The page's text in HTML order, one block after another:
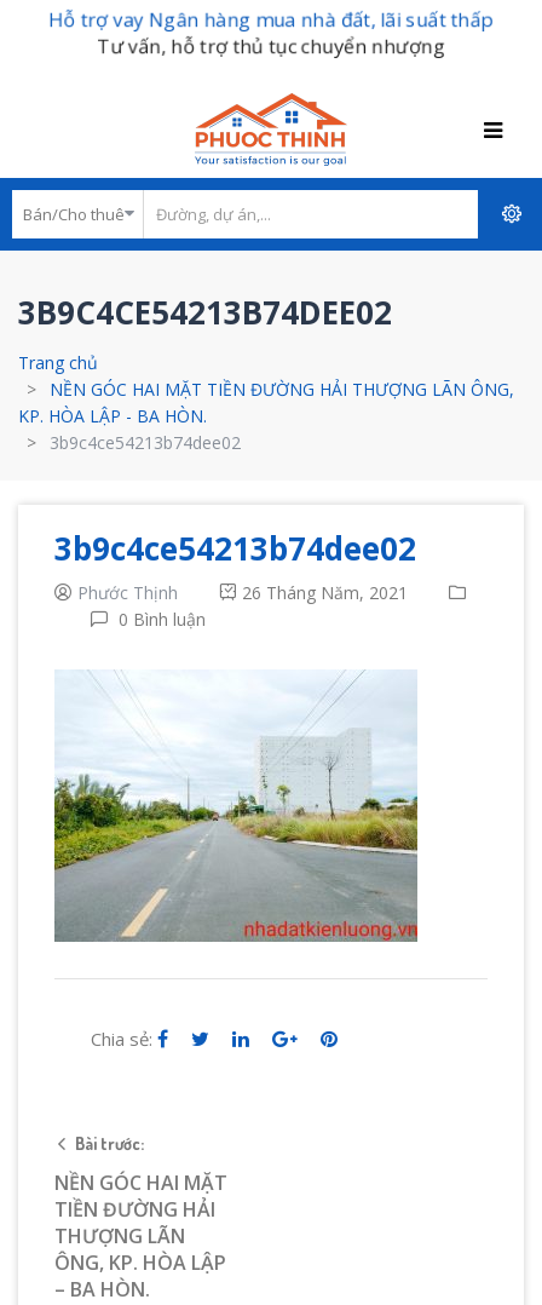
Hỗ trợ vay Ngân hàng mua nhà đất, lãi suất thấp
Tư vấn, hỗ trợ thủ tục chuyển nhượng
3B9C4CE54213B74DEE02
Trang chủ
NỀN GÓC HAI MẶT TIỀN ĐƯỜNG HẢI THƯỢNG LÃN ÔNG,
KP. HÒA LẬP - BA HÒN.
3b9c4ce54213b74dee02
3b9c4ce54213b74dee02
Phước Thịnh
26 Tháng Năm, 2021
0 Bình luận
Chia sẻ:
Bài trước:
NỀN GÓC HAI MẶT
TIỀN ĐƯỜNG HẢI
THƯỢNG LÃN
ÔNG, KP. HÒA LẬP
– BA HÒN.